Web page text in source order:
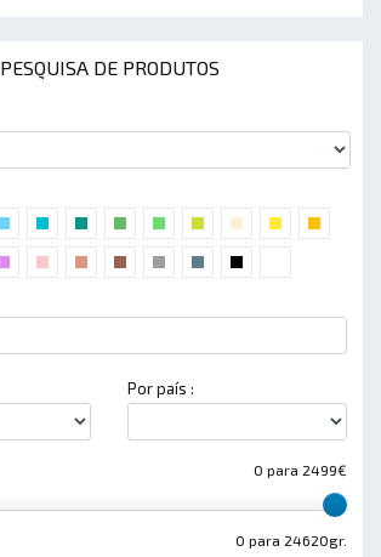
PESQUISA DE PRODUTOS
Por país :
0 para 2499€
0 para 24620gr.